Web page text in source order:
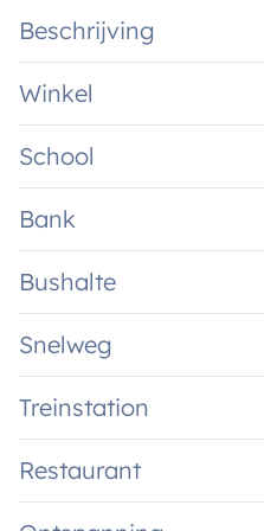
Beschrijving
Winkel
School
Bank
Bushalte
Snelweg
Treinstation
Restaurant